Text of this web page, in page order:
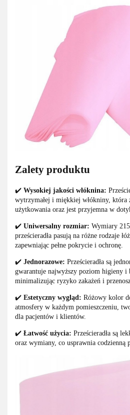
Zalety produktu
✔️ Wysokiej jakości włóknina:
wytrzymałej i miękkiej włókniny, która
użytkowania oraz jest przyjemna w
✔️ Uniwersalny rozmiar: Wymiary
prześcieradła pasują na różne rodzaje
zapewniając pełne pokrycie i ochronę.
✔️ Jednorazowe: Prześcieradła są
gwarantuje najwyższy poziom higieny i
minimalizując ryzyko zakażeń i
✔️ Estetyczny wygląd: Różowy kolor
atmosfery w każdym pomieszczeniu,
dla pacjentów i klientów.
✔️ Łatwość użycia: Prześcieradła są
oraz wymiany, co usprawnia codzienną